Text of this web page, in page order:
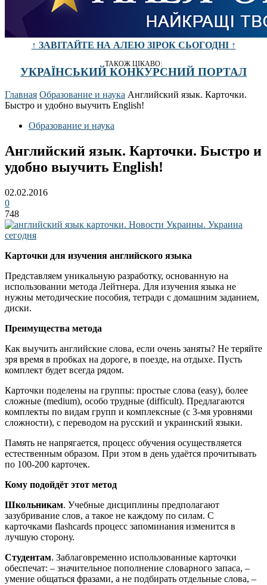
↑ ЗАВІТАЙТЕ НА АЛЕЮ ЗІРОК СЬОГОДНІ ↑
ТАКОЖ ЦІКАВО:
УКРАЇНСЬКИЙ КОНКУРСНИЙ ПОРТАЛ
Главная Образование и наука Английский язык. Карточки.
Быстро и удобно выучить English!
Образование и наука
Английский язык. Карточки. Быстро и
удобно выучить English!
02.02.2016
0
748
Карточки для изучения английского языка
Представляем уникальную разработку, основанную на
использовании метода Лейтнера. Для изучения языка не
нужны методические пособия, тетради с домашним заданием,
диски.
Преимущества метода
Как выучить английские слова, если очень заняты? Не теряйте
зря время в пробках на дороге, в поезде, на отдыхе. Пусть
комплект будет всегда рядом.
Карточки поделены на группы: простые слова (easy), более
сложные (medium), особо трудные (difficult). Предлагаются
комплекты по видам групп и комплексные (с 3-мя уровнями
сложности), с переводом на русский и украинский языки.
Память не напрягается, процесс обучения осуществляется
естественным образом. При этом в день удаётся прочитывать
по 100-200 карточек.
Кому подойдёт этот метод
Школьникам. Учебные дисциплины предполагают
зазубривание слов, а такое не каждому по силам. С
карточками flashcards процесс запоминания изменится в
лучшую сторону.
Студентам. Заблаговременно использованные карточки
обеспечат: – значительное пополнение словарного запаса, –
умение общаться фразами, а не подбирать отдельные слова, –